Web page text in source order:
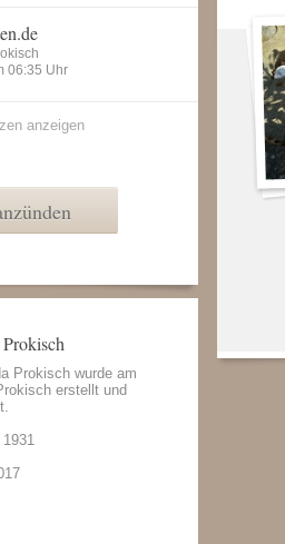
06:35 Uhr
anzeigen
Prokisch wurde am
erstellt und